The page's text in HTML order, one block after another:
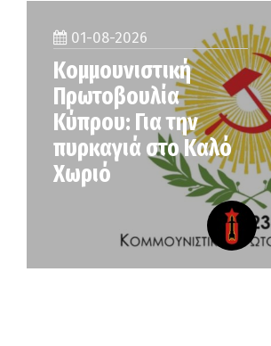
01-08-2026
Κομμουνιστική
Πρωτοβουλία
Κύπρου: Για την
πυρκαγιά στο Καλό
Χωριό